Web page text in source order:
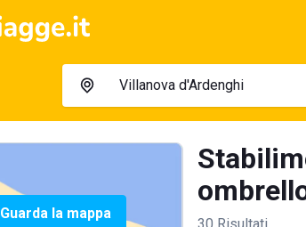
Guarda la mappa